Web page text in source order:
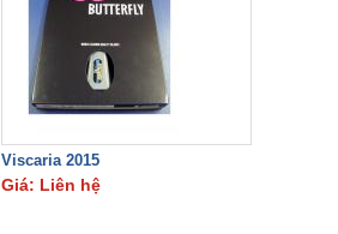
Viscaria 2015
Giá: Liên hệ